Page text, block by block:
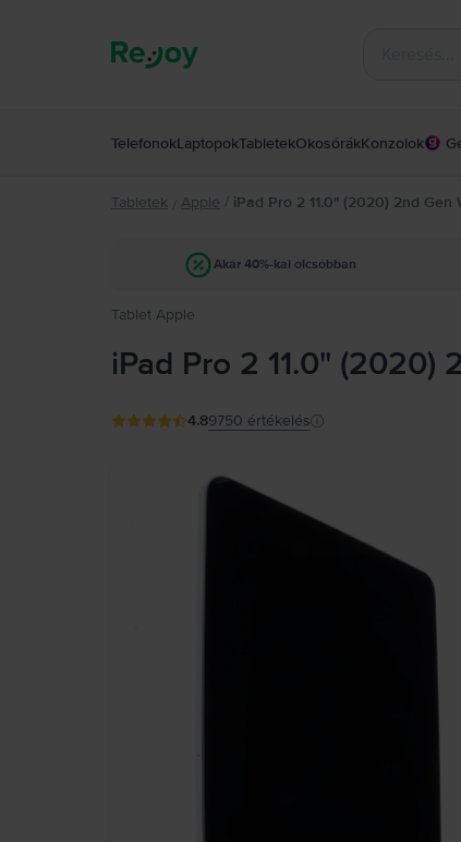
TelefonokLaptopokTabletekOkosórákKonzolok
Tabletek / Apple / iPad Pro 2 11.0" (2020) 2nd Gen
Akár 40%-kal olcsóbban
Tablet Apple
iPad Pro 2 11.0" (2020)
4.89750 értékelés